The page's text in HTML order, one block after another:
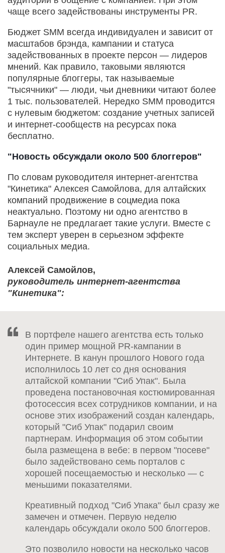
чаще всего задействованы инструменты PR.
Бюджет SMM всегда индивидуален и зависит от
масштабов брэнда, кампании и статуса
задействованных в проекте персон — лидеров
мнений. Как правило, таковыми являются
популярные блоггеры, так называемые
"тысячники" — люди, чьи дневники читают более
1 тыс. пользователей. Нередко SMM проводится
с нулевым бюджетом: создание учетных записей
и интернет-сообществ на ресурсах пока
бесплатно.
"Новость обсуждали около 500 блоггеров"
По словам руководителя интернет-агентства
"Кинетика" Алексея Самойлова, для алтайских
компаний продвижение в соцмедиа пока
неактуально. Поэтому ни одно агентство в
Барнауле не предлагает такие услуги. Вместе с
тем эксперт уверен в серьезном эффекте
социальных медиа.
Алексей Самойлов,
руководитель интернет-агентства
"Кинетика":
В портфеле нашего агентства есть только
один пример мощной PR-кампании в
Интернете. В канун прошлого Нового года
исполнилось 10 лет со дня основания
алтайской компании "Сиб Упак". Была
проведена постановочная костюмированная
фотосессия всех сотрудников компании, и на
основе этих изображений создан календарь,
который "Сиб Упак" подарил своим
партнерам. Информация об этом событии
была размещена в вебе: в первом "посеве"
было задействовано семь порталов с
хорошей посещаемостью и несколько — с
меньшими показателями.
Креативный подход "Сиб Упака" был сразу же
замечен и отмечен. Первую неделю
календарь обсуждали около 500 блоггеров.
Это позволило новости на несколько часов